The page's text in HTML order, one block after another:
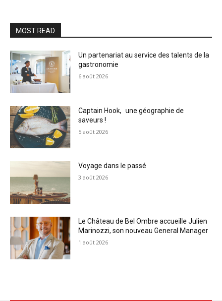
MOST READ
Un partenariat au service des talents de la
gastronomie
6 août 2026
Captain Hook, une géographie de
saveurs !
5 août 2026
Voyage dans le passé
3 août 2026
Le Château de Bel Ombre accueille Julien
Marinozzi, son nouveau General Manager
1 août 2026